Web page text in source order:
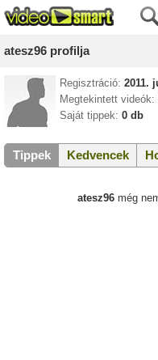
atesz96 profilja
Regisztráció: 2011.
Megtekintett videók:
Saját tippek: 0 db
Tippek Kedvencek
atesz96 még